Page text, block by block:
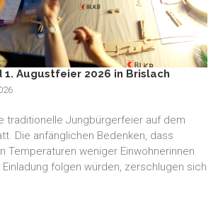
1. Augustfeier 2026 in Brislach
traditionelle Jungbürgerfeier auf dem
Die anfänglichen Bedenken, dass
Temperaturen weniger Einwohnerinnen
Einladung folgen würden, zerschlugen sich